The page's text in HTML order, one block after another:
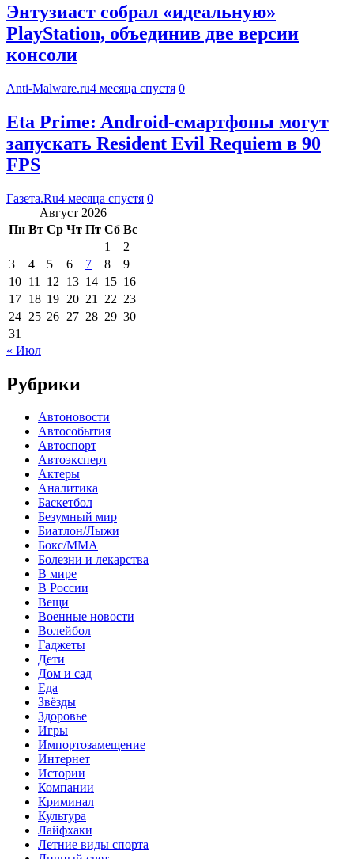
Энтузиаст собрал «идеальную»
PlayStation, объединив две версии
консоли
Anti-Malware.ru4 месяца спустя 0
Eta Prime: Android-смартфоны могут
запускать Resident Evil Requiem в 90
FPS
Газета.Ru4 месяца спустя 0
Август 2026
Пн Вт Ср Чт Пт Сб Вс
1
2
3
4 5 6 7 8
9
10 11 12 13 14 15 16
17 18 19 20 21 22 23
24 25 26 27 28 29 30
31
« Июл
Рубрики
Автоновости
Автособытия
Автоспорт
Автоэксперт
Актеры
Аналитика
Баскетбол
Безумный мир
Биатлон/Лыжи
Бокс/MMA
Болезни и лекарства
В мире
В России
Вещи
Военные новости
Волейбол
Гаджеты
Дети
Дом и сад
Еда
Звёзды
Здоровье
Игры
Импортозамещение
Интернет
Истории
Компании
Криминал
Культура
Лайфхаки
Летние виды спорта